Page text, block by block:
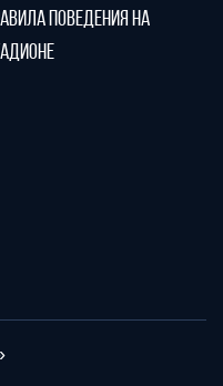
ПОВЕДЕНИЯ НА